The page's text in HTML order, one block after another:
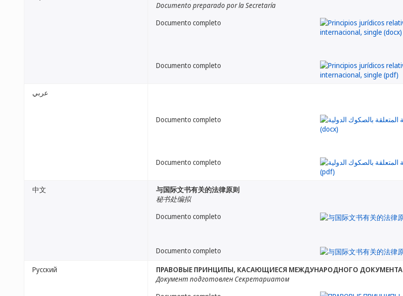
Documento preparado por la Secretaría
Documento completo
Documento completo
عربي
Documento completo
Documento completo
中文
与国际文书有关的法律原则
秘书处编拟
Documento completo
Documento completo
Русский
ПРАВОВЫЕ ПРИНЦИПЫ, КАСАЮЩИЕСЯ МЕЖДУНАРОДНОГО ДОКУМЕНТА
Документ подготовлен Секретариатом